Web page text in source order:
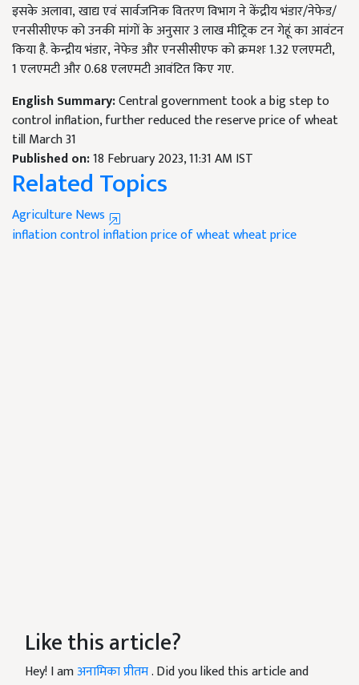
इसके अलावा,खाद्य एवं सार्वजनिक वितरण विभाग ने केंद्रीय भंडार/नेफेड/
एनसीसीएफ को उनकी मांगों के अनुसार3लाख मीट्रिक टन गेहूं का आवंटन
किया है. केन्द्रीय भंडार,नेफेड और एनसीसीएफ को क्रमशः1.32एलएमटी,
1एलएमटी और0.68एलएमटी आवंटित किए गए.
English Summary:Central government took a big step to
control inflation, further reduced the reserve price of wheat
till March 31
Published on:18 February 2023, 11:31 AM IST
Related Topics
Agriculture News
inflationcontrol inflationprice of wheatwheat price
Like this article?
Hey! I amअनामिका प्रीतम. Did you liked this article and